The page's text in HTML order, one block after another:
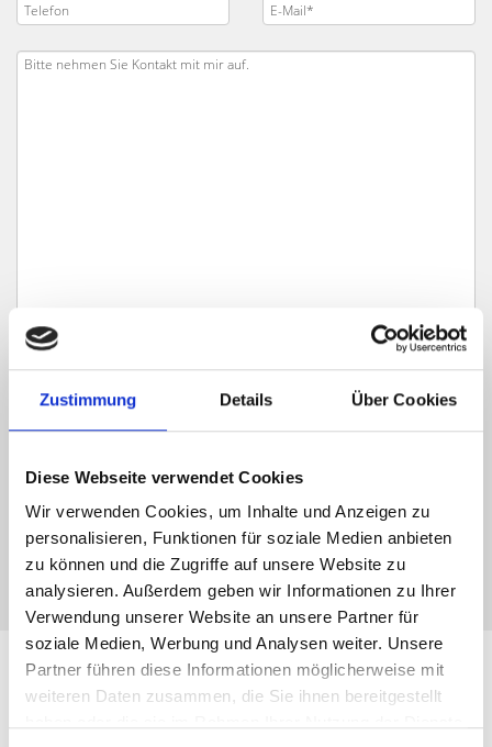
Zustimmung Details Über Cookies
Diese Webseite verwendet Cookies
Wir verwenden Cookies, um Inhalte und Anzeigen zu
personalisieren, Funktionen für soziale Medien anbieten
zu können und die Zugriffe auf unsere Website zu
analysieren. Außerdem geben wir Informationen zu Ihrer
Verwendung unserer Website an unsere Partner für
soziale Medien, Werbung und Analysen weiter. Unsere
Partner führen diese Informationen möglicherweise mit
weiteren Daten zusammen, die Sie ihnen bereitgestellt
elektronisch erhoben und gespeichert werden.
Absenden
Unsere Leistungen für
Immobilien-Verkäufer in